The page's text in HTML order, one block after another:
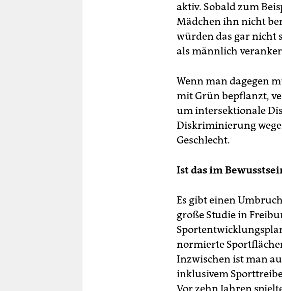
aktiv. Sobald zum
Mädchen ihn nicht
würden das gar nicht
als männlich
Wenn man dagegen
mit Grün bepflanzt,
um intersektionale
Diskriminierung
Geschlecht.
Ist das im
Es gibt einen
große Studie in
normierte
Inzwischen ist man
inklusivem
Vor zehn Jahren